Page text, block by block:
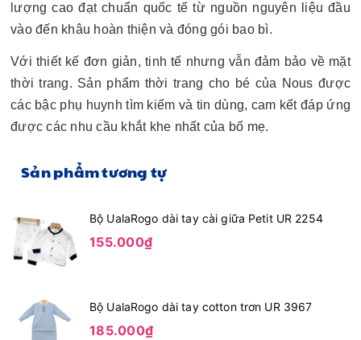
lượng cao đạt chuẩn quốc tế từ nguồn nguyên liệu đầu
vào đến khâu hoàn thiện và đóng gói bao bì.
Với thiết kế đơn giản, tinh tế nhưng vẫn đảm bảo về mặt
thời trang. Sản phẩm thời trang cho bé của Nous được
các bậc phụ huynh tìm kiếm và tin dùng, cam kết đáp ứng
được các nhu cầu khắt khe nhất của bố mẹ.
Sản phẩm tương tự
Bộ UalaRogo dài tay cài giữa Petit UR 2254
155.000₫
Bộ UalaRogo dài tay cotton trơn UR 3967
185.000₫